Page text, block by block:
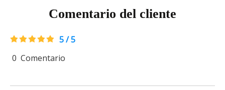
Comentario del cliente
5 / 5
0 Comentario